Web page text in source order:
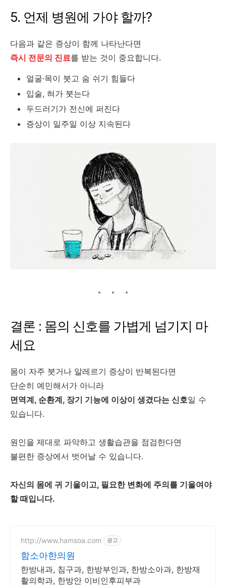
5. 언제 병원에 가야 할까?
다음과 같은 증상이 함께 나타난다면
즉시 전문의 진료를 받는 것이 중요합니다.
얼굴·목이 붓고 숨 쉬기 힘들다
입술, 혀가 붓는다
두드러기가 전신에 퍼진다
증상이 일주일 이상 지속된다
결론 : 몸의 신호를 가볍게 넘기지 마
세요
몸이 자주 붓거나 알레르기 증상이 반복된다면
단순히 예민해서가 아니라
면역계, 순환계, 장기 기능에 이상이 생겼다는 신호일 수
있습니다.
원인을 제대로 파악하고 생활습관을 점검한다면
불편한 증상에서 벗어날 수 있습니다.
자신의 몸에 귀 기울이고, 필요한 변화에 주의를 기울여야
할 때입니다.
http://www.hamsoa.com 광고
함소아한의원
한방내과, 침구과, 한방부인과, 한방소아과, 한방재
활의학과, 한방안 이비인후피부과